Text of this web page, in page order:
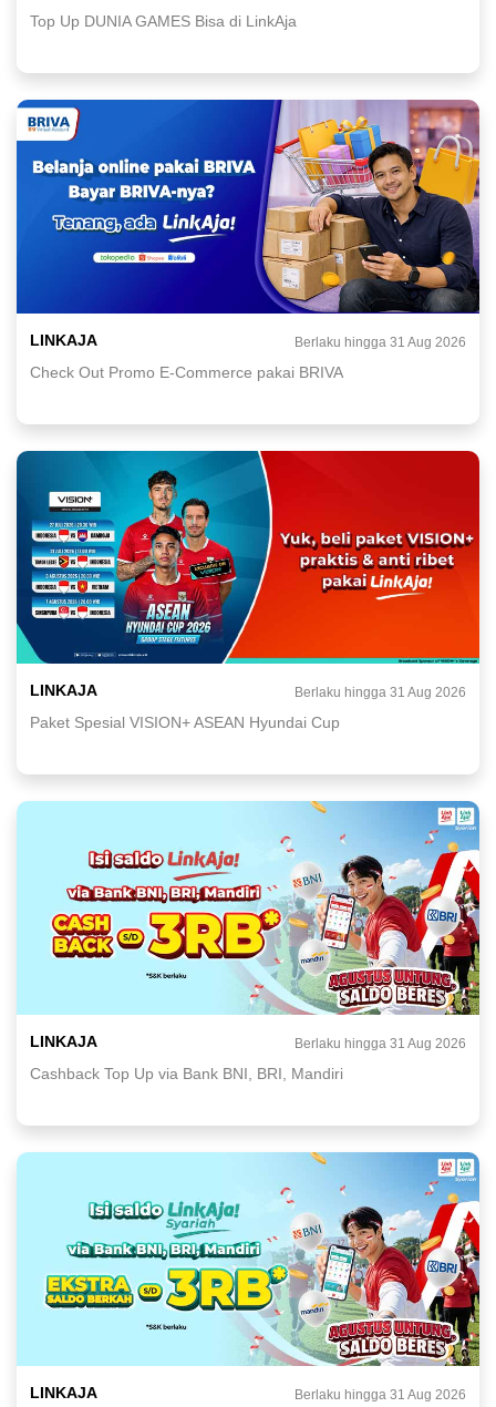
Top Up DUNIA GAMES Bisa di LinkAja
LINKAJA Berlaku hingga 31 Aug 2026
Check Out Promo E-Commerce pakai BRIVA
LINKAJA Berlaku hingga 31 Aug 2026
Paket Spesial VISION+ ASEAN Hyundai Cup
LINKAJA Berlaku hingga 31 Aug 2026
Cashback Top Up via Bank BNI, BRI, Mandiri
LINKAJA Berlaku hingga 31 Aug 2026